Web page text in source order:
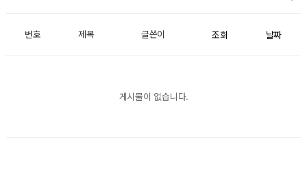
번호 제목 글쓴이 조회 날짜
게시물이 없습니다.